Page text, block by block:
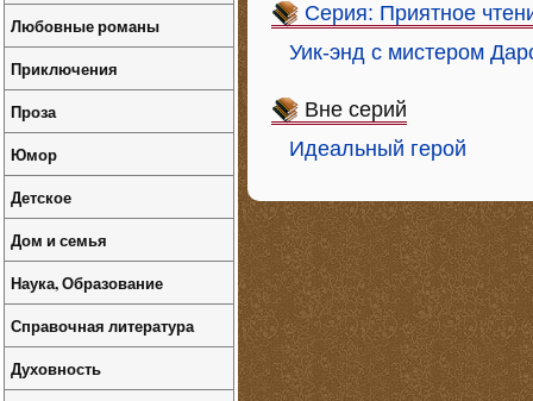
Серия: Приятное
Уик-энд с мистером
Вне серий
Идеальный герой
Любовные романы
Приключения
Проза
Юмор
Детское
Дом и семья
Наука, Образование
Справочная литература
Духовность